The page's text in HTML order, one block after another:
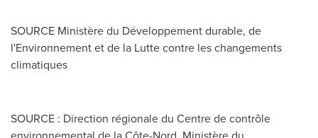
SOURCE Ministère du Développement durable, de
l'Environnement et de la Lutte contre les changements
climatiques
SOURCE : Direction régionale du Centre de contrôle